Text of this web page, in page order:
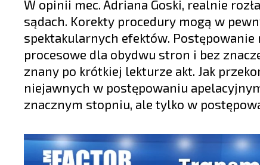
W opinii mec. Adriana Goski, realnie
sądach. Korekty procedury mogą w
spektakularnych efektów. Postępowanie
procesowe dla obydwu stron i bez
znany po krótkiej lekturze akt. Jak
niejawnych w postępowaniu
znacznym stopniu, ale tylko w